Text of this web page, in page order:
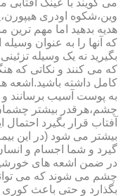
وین،شکوه اودری
هدیه بدهید اما مهم
که آنها را به عنوان
بگیرید نه یک وسیله
که می کنند و نکاتی که
کامل داشته باشید.اشعه
به پوست آسیب برسانند
چشم،هرقدر بیشتر
آفتاب قرار بگیرد احتمال
بیشتر می شود (در این
گیرد و شما اجسام و
در ضمن اشعه های
چشم می شوند که می
بگذارد و حتی باعث